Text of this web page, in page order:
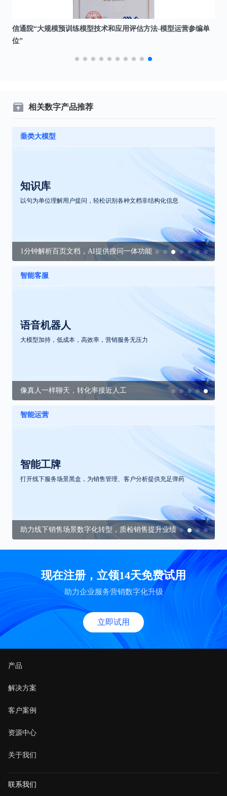
信通院“大规模预训练模型技术和应用评估方法-模型运营参编单
位”
相关数字产品推荐
垂类大模型
知识库
以句为单位理解用户提问，轻松识别各种文档非结构化信息
1分钟解析百页文档，AI提供搜问一体功能
智能客服
语音机器人
大模型加持，低成本，高效率，营销服务无压力
像真人一样聊天，转化率接近人工
智能运营
智能工牌
打开线下服务场景黑盒，为销售管理、客户分析提供充足弹药
助力线下销售场景数字化转型，质检销售提升业绩
现在注册，立领14天免费试用
助力企业服务营销数字化升级
立即试用
产品
解决方案
客户案例
资源中心
关于我们
联系我们